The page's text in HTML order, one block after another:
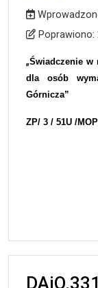
Wprowadzono
Poprawiono
Poprawiono:
„Świadczenie w
dla osób
Górnicza”
ZP/ 3 / 51U /